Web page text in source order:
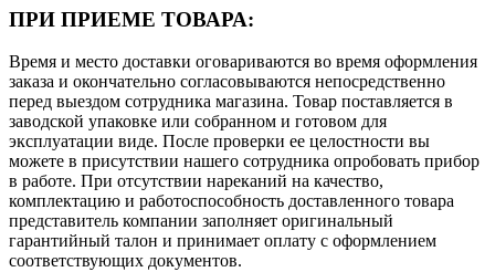
ПРИ ПРИЕМЕ ТОВАРА:
Время и место доставки оговариваются во время оформления
заказа и окончательно согласовываются непосредственно
перед выездом сотрудника магазина. Товар поставляется в
заводской упаковке или собранном и готовом для
эксплуатации виде. После проверки ее целостности вы
можете в присутствии нашего сотрудника опробовать прибор
в работе. При отсутствии нареканий на качество,
комплектацию и работоспособность доставленного товара
представитель компании заполняет оригинальный
гарантийный талон и принимает оплату с оформлением
соответствующих документов.